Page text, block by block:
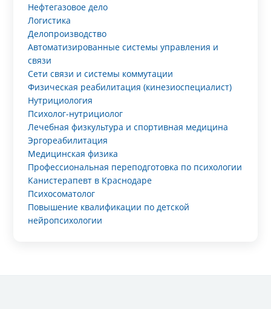
Нефтегазовое дело
Логистика
Делопроизводство
Автоматизированные системы управления и
связи
Сети связи и системы коммутации
Физическая реабилитация (кинезиоспециалист)
Нутрициология
Психолог-нутрициолог
Лечебная физкультура и спортивная медицина
Эргореабилитация
Медицинская физика
Профессиональная переподготовка по психологии
Канистерапевт в Краснодаре
Психосоматолог
Повышение квалификации по детской
нейропсихологии